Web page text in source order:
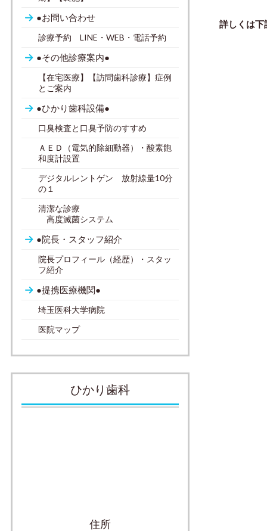
詳しくは下
●お問い合わせ
診療予約 LINE・WEB・電話予約
●その他診療案内●
【在宅医療】【訪問歯科診療】症例
とご案内
●ひかり歯科設備●
口臭検査と口臭予防のすすめ
ＡＥＤ（電気的除細動器）・酸素飽
和度計設置
デジタルレントゲン 放射線量10分
の１
清潔な診療
高度滅菌システム
●院長・スタッフ紹介
院長プロフィール（経歴）・スタッ
フ紹介
●提携医療機関●
埼玉医科大学病院
医院マップ
ひかり歯科
住所